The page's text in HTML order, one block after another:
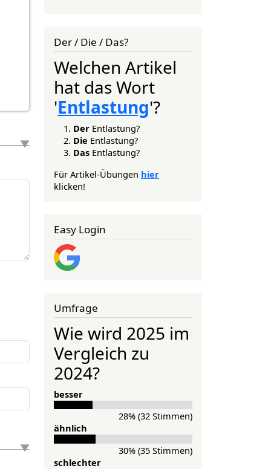
Der / Die / Das?
Welchen Artikel
hat das Wort
'Entlastung'?
Der Entlastung?
Die Entlastung?
Das Entlastung?
Für Artikel-Übungen hier
klicken!
Easy Login
Umfrage
Wie wird 2025 im
Vergleich zu
2024?
besser
28% (32 Stimmen)
ähnlich
30% (35 Stimmen)
schlechter